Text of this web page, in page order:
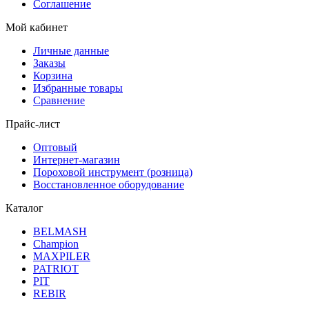
Соглашение
Мой кабинет
Личные данные
Заказы
Корзина
Избранные товары
Сравнение
Прайс-лист
Оптовый
Интернет-магазин
Пороховой инструмент (розница)
Восстановленное оборудование
Каталог
BELMASH
Champion
MAXPILER
PATRIOT
PIT
REBIR